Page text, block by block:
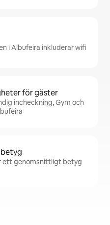
i Albufeira inkluderar wifi
för gäster
incheckning, Gym och
ett genomsnittligt betyg